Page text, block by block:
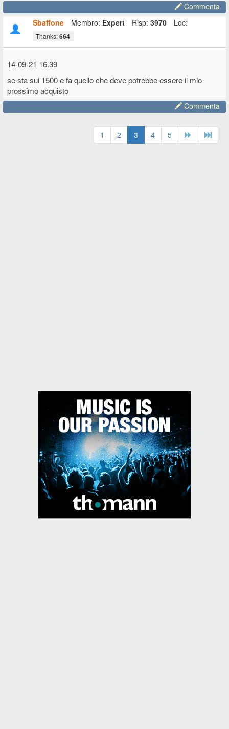
Commenta
Sbaffone
Membro: Expert Risp: 3970 Loc:
Thanks:664
14-09-21 16.39
se sta sui 1500 e fa quello che deve potrebbe essere il mio
prossimo acquisto
Commenta
1 2 3 4 5